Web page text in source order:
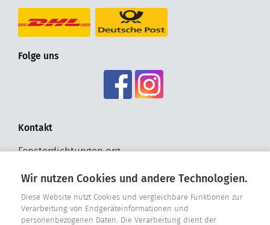
Folge uns
Kontakt
Fensterdichtungen.org
D - 33181 Bad Wünnenberg
Tel. +49 2957 - 9849318
Wir nutzen Cookies und andere Technologien.
Diese Website nutzt Cookies und vergleichbare Funktionen zur
Verarbeitung von Endgeräteinformationen und
personenbezogenen Daten. Die Verarbeitung dient der